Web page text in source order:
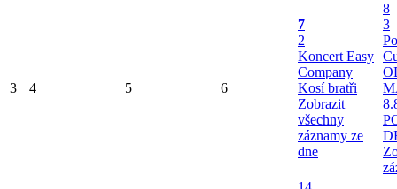
3 4 5 6
7
2
Koncert Easy
Company
Kosí bratři
Zobrazit
všechny
záznamy ze
dne
8
3